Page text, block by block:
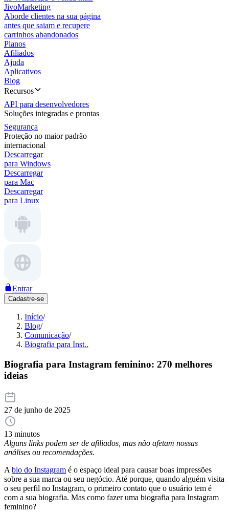
JivoMarketing
Aborde clientes na sua página
antes que saiam e recupere
carrinhos abandonados
Planos
Afiliados
Ajuda
Aplicativos
Blog
Recursos
API para desenvolvedores
Soluções integradas e prontas
Segurança
Proteção no maior padrão
internacional
Descarregar
para Windows
Descarregar
para Mac
Descarregar
para Linux
Entrar
Cadastre-se
Início/
Blog/
Comunicação/
Biografia para Inst..
Biografia para Instagram feminino: 270 melhores
ideias
27 de junho de 2025
13 minutos
Alguns links podem ser de afiliados, mas não afetam nossas
análises ou recomendações.
Abio do Instagram é o espaço ideal para causar boas impressões
sobre a sua marca ou seu negócio. Até porque, quando alguém visita
o seu perfil no Instagram, o primeiro contato que o usuário tem é
com a sua biografia. Mas como fazer uma biografia para Instagram
feminino?